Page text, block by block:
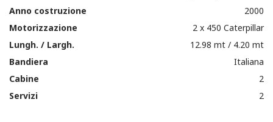
Anno costruzione
2000
Motorizzazione
2 x 450 Caterpillar
Lungh. / Largh.
12.98 mt / 4.20 mt
Bandiera
Italiana
Cabine
2
Servizi
2